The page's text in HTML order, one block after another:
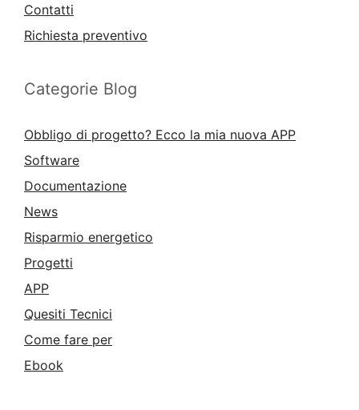
Contatti
Richiesta preventivo
Categorie Blog
Obbligo di progetto? Ecco la mia nuova APP
Software
Documentazione
News
Risparmio energetico
Progetti
APP
Quesiti Tecnici
Come fare per
Ebook